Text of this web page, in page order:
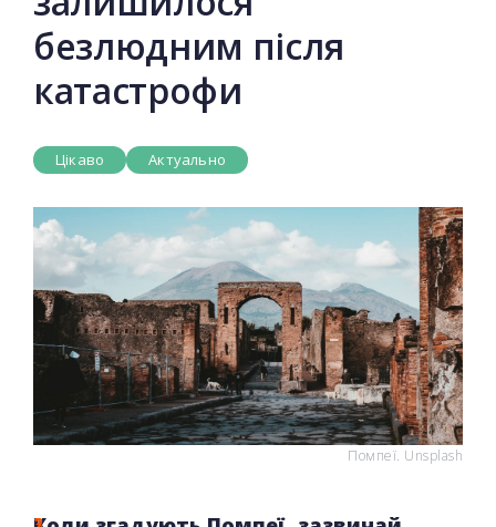
безлюдним після
катастрофи
Цікаво Актуально
Помпеї. Unsplash